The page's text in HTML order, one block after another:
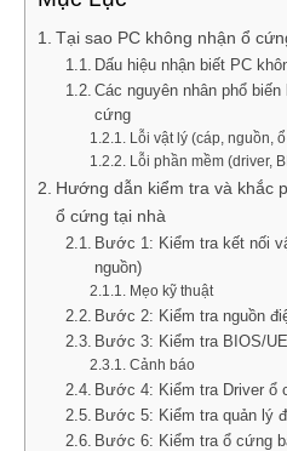
Tại sao PC không nhận ổ
Dấu hiệu nhận biết PC
Các nguyên nhân phổ
cứng
Lỗi vật lý (cáp, nguồn,
Lỗi phần mềm (driver,
Hướng dẫn kiểm tra và khắc
ổ cứng tại nhà
Bước 1: Kiểm tra kết nối
nguồn)
Mẹo kỹ thuật
Bước 2: Kiểm tra nguồn
Bước 3: Kiểm tra BIOS/
Cảnh báo
Bước 4: Kiểm tra Driver ổ
Bước 5: Kiểm tra quản lý
Bước 6: Kiểm tra ổ cứng